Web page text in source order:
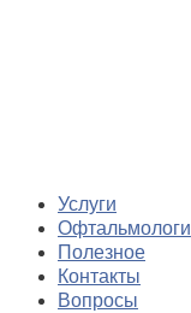
Услуги
Офтальмологи
Полезное
Контакты
Вопросы